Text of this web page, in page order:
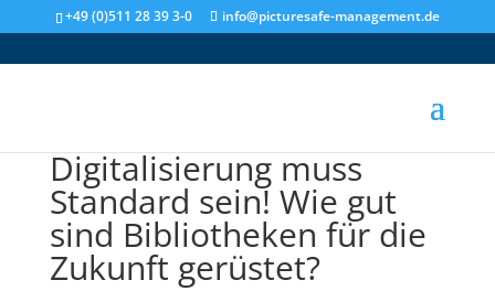
+49 (0)511 28 39 3-0 info@picturesafe-management.de
Digitalisierung muss
Standard sein! Wie gut
sind Bibliotheken für die
Zukunft gerüstet?